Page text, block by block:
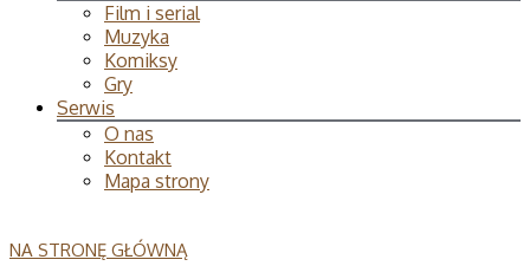
Film i serial
Muzyka
Komiksy
Gry
Serwis
O nas
Kontakt
Mapa strony
NA STRONĘ GŁÓWNĄ